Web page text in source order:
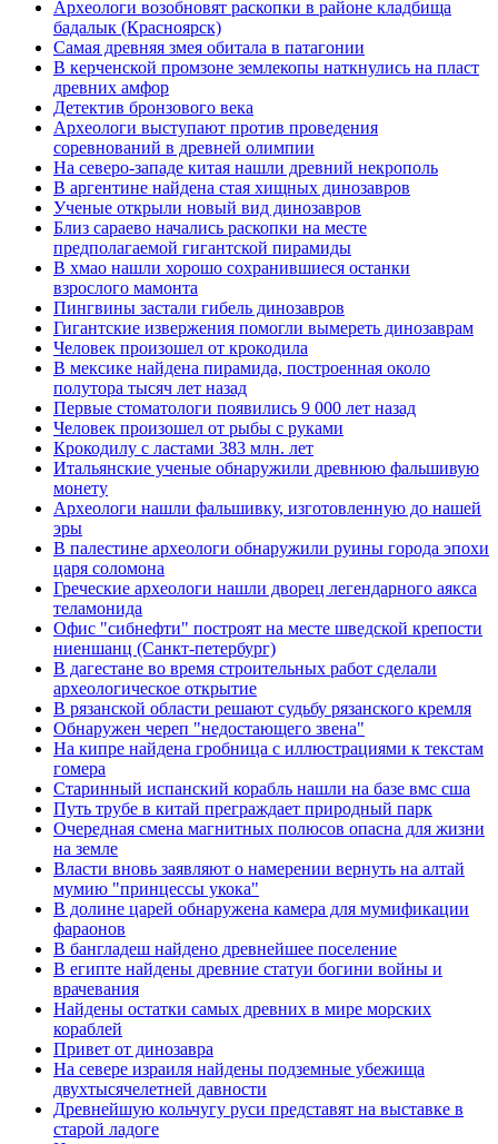
Археологи возобновят раскопки в районе кладбища
бадалык (Красноярск)
Самая древняя змея обитала в патагонии
В керченской промзоне землекопы наткнулись на пласт
древних амфор
Детектив бронзового века
Археологи выступают против проведения
соревнований в древней олимпии
На северо-западе китая нашли древний некрополь
В аргентине найдена стая хищных динозавров
Ученые открыли новый вид динозавров
Близ сараево начались раскопки на месте
предполагаемой гигантской пирамиды
В хмао нашли хорошо сохранившиеся останки
взрослого мамонта
Пингвины застали гибель динозавров
Гигантские извержения помогли вымереть динозаврам
Человек произошел от крокодила
В мексике найдена пирамида, построенная около
полутора тысяч лет назад
Первые стоматологи появились 9 000 лет назад
Человек произошел от рыбы с руками
Крокодилу с ластами 383 млн. лет
Итальянские ученые обнаружили древнюю фальшивую
монету
Археологи нашли фальшивку, изготовленную до нашей
эры
В палестине археологи обнаружили руины города эпохи
царя соломона
Греческие археологи нашли дворец легендарного аякса
теламонида
Офис "сибнефти" построят на месте шведской крепости
ниеншанц (Санкт-петербург)
В дагестане во время строительных работ сделали
археологическое открытие
В рязанской области решают судьбу рязанского кремля
Обнаружен череп "недостающего звена"
На кипре найдена гробница с иллюстрациями к текстам
гомера
Старинный испанский корабль нашли на базе вмс сша
Путь трубе в китай преграждает природный парк
Очередная смена магнитных полюсов опасна для жизни
на земле
Власти вновь заявляют о намерении вернуть на алтай
мумию "принцессы укока"
В долине царей обнаружена камера для мумификации
фараонов
В бангладеш найдено древнейшее поселение
В египте найдены древние статуи богини войны и
врачевания
Найдены остатки самых древних в мире морских
кораблей
Привет от динозавра
На севере израиля найдены подземные убежища
двухтысячелетней давности
Древнейшую кольчугу руси представят на выставке в
старой ладоге